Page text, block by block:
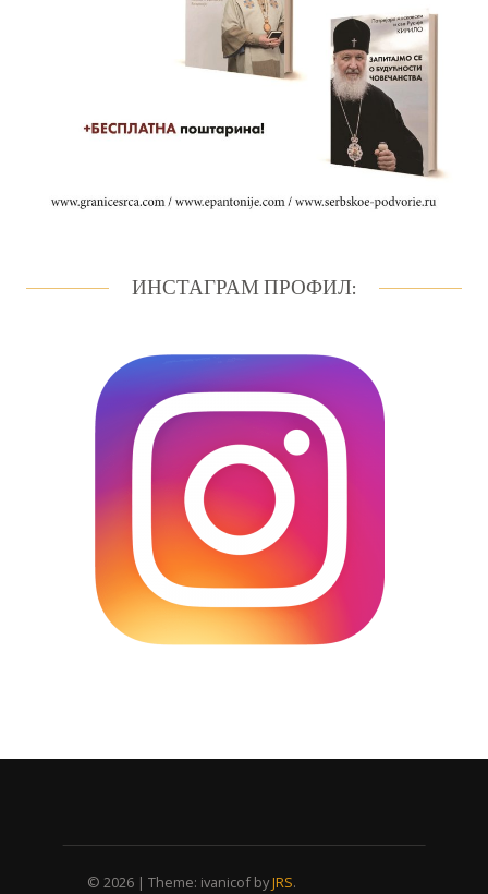
ИНСТАГРАМ ПРОФИЛ:
© 2026 | Theme: ivanicof byJRS.